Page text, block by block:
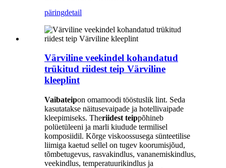
päringdetail
Värviline veekindel kohandatud
trükitud riidest teip Värviline
kleeplint
Vaibateipon omamoodi tööstuslik lint. Seda
kasutatakse näitusevaipade ja hotellivaipade
kleepimiseks. Theriidest teippõhineb
polüetüleeni ja marli kiudude termilisel
komposiidil. Kõrge viskoossusega sünteetilise
liimiga kaetud sellel on tugev koorumisjõud,
tõmbetugevus, rasvakindlus, vananemiskindlus,
veekindlus, temperatuurikindlus ja